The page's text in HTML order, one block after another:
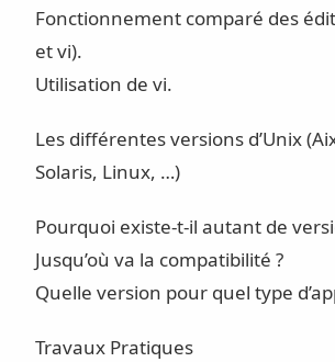
Fonctionnement comparé des
et vi).
Utilisation de vi.
Les différentes versions d’Unix
Solaris, Linux, …)
Pourquoi existe-t-il autant de
Jusqu’où va la compatibilité ?
Quelle version pour quel type
Travaux Pratiques